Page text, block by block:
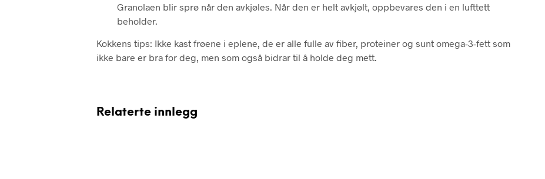
Granolaen blir sprø når den avkjøles. Når den er helt avkjølt, oppbevares den i en lufttett
beholder.
Kokkens tips: Ikke kast frøene i eplene, de er alle fulle av fiber, proteiner og sunt omega-3-fett som
ikke bare er bra for deg, men som også bidrar til å holde deg mett.
Relaterte innlegg